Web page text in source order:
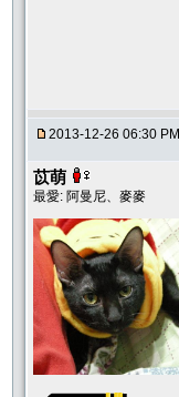
2013-12-26 06:30 PM
苡萌
最愛: 阿曼尼、麥麥